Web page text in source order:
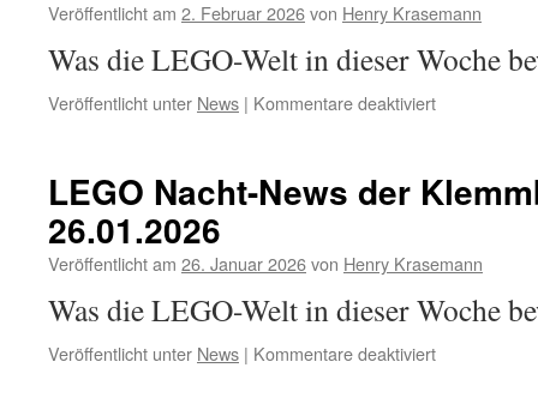
7
andere
News
Veröffentlicht am 2. Februar 2026von Henry Krasemann
Was die LEGO-Welt in dieser Woche
Veröffentlicht unter News | Kommentare deaktiviertfür
der
LEGO Nacht-News der
26.01.2026
Veröffentlicht am 26. Januar 2026von Henry Krasemann
Was die LEGO-Welt in dieser Woche
Veröffentlicht unter News | Kommentare deaktiviertfür